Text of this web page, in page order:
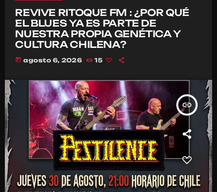
REVIVE RITOQUE FM : ¿POR QUÉ
EL BLUES YA ES PARTE DE
NUESTRA PROPIA GENÉTICA Y
CULTURA CHILENA?
today agosto 6, 2026 15
insert_link